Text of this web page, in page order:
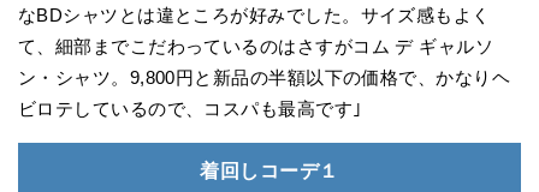
なBDシャツとは違ところが好みでした。サイズ感もよく
て、細部までこだわっているのはさすがコム デ ギャルソ
ン・シャツ。9,800円と新品の半額以下の価格で、かなりヘ
ビロテしているので、コスパも最高です｣
着回しコーデ１